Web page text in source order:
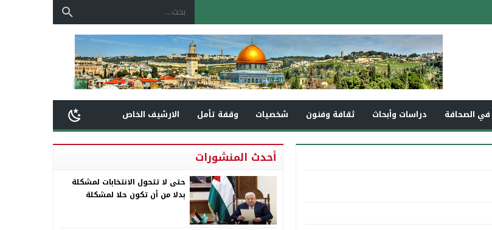
في الصحافة دراسات وأبحاث ثقافة وفنون شخصيات وقفة تأمل الارشيف الخاص
أحدث المنشورات
حتى لا تتحول الانتخابات لمشكلة
بدلا من أن تكون حلا لمشكلة